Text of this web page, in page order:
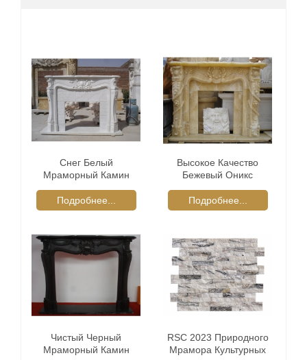
Снег Белый
Мраморный Камин
Подробнее...
Высокое Качество
Бежевый Оникс
Каминные
Подробнее...
Чистый Черный
Мраморный Камин
RSC 2023 Природного
Мрамора Культурных